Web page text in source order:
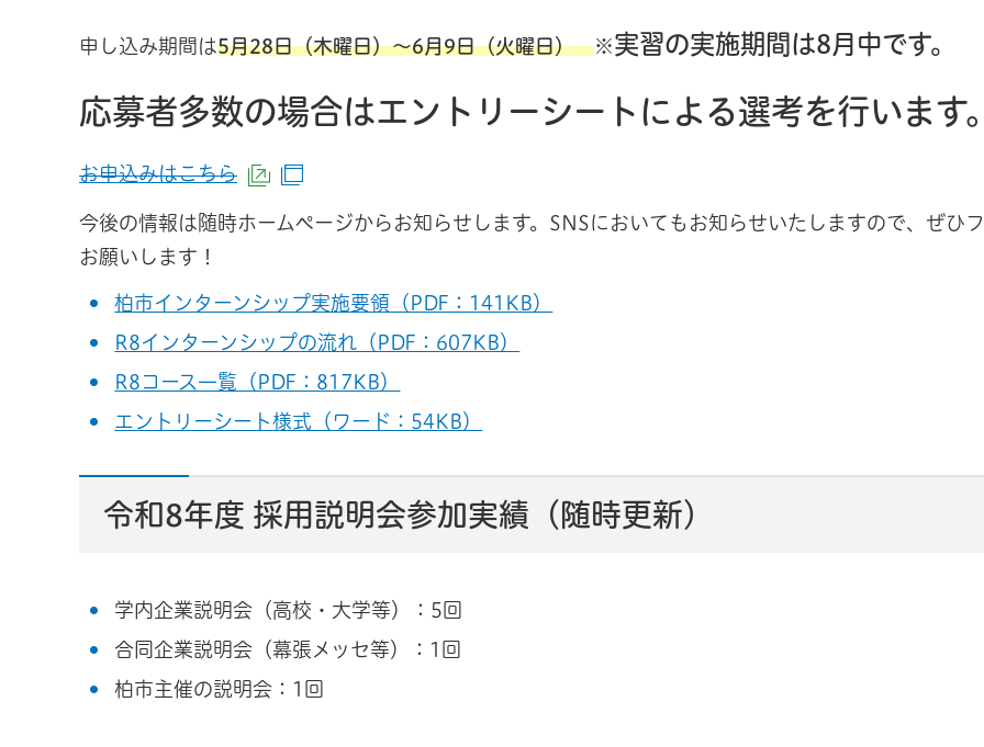
申し込み期間は5月28日（木曜日）～6月9日（火曜日）※実習の実施期間は8月中です。
応募者多数の場合はエントリーシートによる選考を行います。
お申込みはこちら （外部サイトへリンク）
今後の情報は随時ホームページからお知らせします。SNSにおいてもお知らせいたしますので、ぜひ
お願いします！
柏市インターンシップ実施要領（PDF：141KB）
R8インターンシップの流れ（PDF：607KB）
R8コース一覧（PDF：817KB）
エントリーシート様式（ワード：54KB）
令和8年度 採用説明会参加実績（随時更新）
学内企業説明会（高校・大学等）：5回
合同企業説明会（幕張メッセ等）：1回
柏市主催の説明会：1回